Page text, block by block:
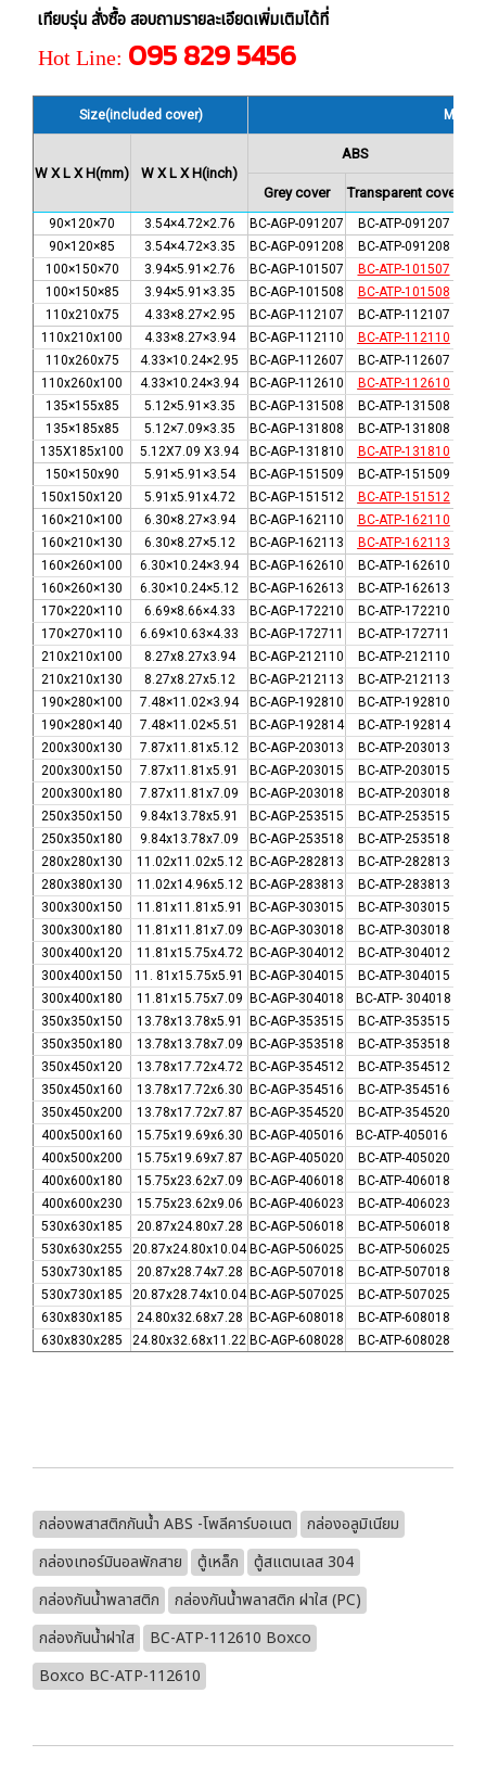
เทียบรุ่น สั่งซื้อ สอบถามรายละเอียดเพิ่มเติมได้ที่
Hot Line: 095 829 5456
Size(included cover) Model
W X L X H(mm) W X L X H(inch)
ABS
Grey cover Transparent cover
90×120×70 3.54×4.72×2.76 BC-AGP-091207 BC-ATP-091207
90×120×85
3.54×4.72×3.35 BC-AGP-091208 BC-ATP-091208
100×150×70
3.94×5.91×2.76 BC-AGP-101507 BC-ATP-101507
100×150×85
3.94×5.91×3.35 BC-AGP-101508 BC-ATP-101508
110x210x75
4.33×8.27×2.95 BC-AGP-112107 BC-ATP-112107
110x210x100
4.33×8.27×3.94 BC-AGP-112110 BC-ATP-112110
110x260x75
4.33×10.24×2.95 BC-AGP-112607 BC-ATP-112607
110x260x100
4.33×10.24×3.94 BC-AGP-112610 BC-ATP-112610
135×155x85
5.12×5.91×3.35 BC-AGP-131508 BC-ATP-131508
135×185x85
5.12×7.09×3.35 BC-AGP-131808 BC-ATP-131808
135X185x100
5.12X7.09 X3.94 BC-AGP-131810 BC-ATP-131810
150×150x90
5.91×5.91×3.54 BC-AGP-151509 BC-ATP-151509
150x150x120
5.91x5.91x4.72 BC-AGP-151512 BC-ATP-151512
160×210×100
6.30×8.27×3.94 BC-AGP-162110 BC-ATP-162110
160×210×130
6.30×8.27×5.12 BC-AGP-162113 BC-ATP-162113
160×260×100
6.30×10.24×3.94 BC-AGP-162610 BC-ATP-162610
160×260×130
6.30×10.24×5.12 BC-AGP-162613 BC-ATP-162613
170×220×110
6.69×8.66×4.33 BC-AGP-172210 BC-ATP-172210
170×270×110
6.69×10.63×4.33 BC-AGP-172711 BC-ATP-172711
210x210x100
8.27x8.27x3.94 BC-AGP-212110 BC-ATP-212110
210x210x130
8.27x8.27x5.12 BC-AGP-212113 BC-ATP-212113
190×280×100
7.48×11.02×3.94 BC-AGP-192810 BC-ATP-192810
190×280×140
7.48×11.02×5.51 BC-AGP-192814 BC-ATP-192814
200x300x130
7.87x11.81x5.12 BC-AGP-203013 BC-ATP-203013
200x300x150
7.87x11.81x5.91 BC-AGP-203015 BC-ATP-203015
200x300x180
7.87x11.81x7.09 BC-AGP-203018 BC-ATP-203018
250x350x150
9.84x13.78x5.91 BC-AGP-253515 BC-ATP-253515
250x350x180
9.84x13.78x7.09 BC-AGP-253518 BC-ATP-253518
280x280x130
11.02x11.02x5.12 BC-AGP-282813 BC-ATP-282813
280x380x130
11.02x14.96x5.12 BC-AGP-283813 BC-ATP-283813
300x300x150
11.81x11.81x5.91 BC-AGP-303015 BC-ATP-303015
300x300x180
11.81x11.81x7.09 BC-AGP-303018 BC-ATP-303018
300x400x120
11.81x15.75x4.72 BC-AGP-304012 BC-ATP-304012
300x400x150
11. 81x15.75x5.91 BC-AGP-304015 BC-ATP-304015
300x400x180
11.81x15.75x7.09 BC-AGP-304018 BC-ATP- 304018
350x350x150
13.78x13.78x5.91 BC-AGP-353515 BC-ATP-353515
350x350x180
13.78x13.78x7.09 BC-AGP-353518 BC-ATP-353518
350x450x120
13.78x17.72x4.72 BC-AGP-354512 BC-ATP-354512
350x450x160
13.78x17.72x6.30 BC-AGP-354516 BC-ATP-354516
350x450x200
13.78x17.72x7.87 BC-AGP-354520 BC-ATP-354520
400x500x160
15.75x19.69x6.30 BC-AGP-405016 BC-ATP-405016
400x500x200
15.75x19.69x7.87 BC-AGP-405020 BC-ATP-405020
400x600x180
15.75x23.62x7.09 BC-AGP-406018 BC-ATP-406018
400x600x230
15.75x23.62x9.06 BC-AGP-406023 BC-ATP-406023
530x630x185
20.87x24.80x7.28 BC-AGP-506018 BC-ATP-506018
530x630x255
20.87x24.80x10.04 BC-AGP-506025 BC-ATP-506025
530x730x185
20.87x28.74x7.28 BC-AGP-507018 BC-ATP-507018
530x730x185
20.87x28.74x10.04 BC-AGP-507025 BC-ATP-507025
630x830x185
24.80x32.68x7.28 BC-AGP-608018 BC-ATP-608018
630x830x285
24.80x32.68x11.22 BC-AGP-608028 BC-ATP-608028
กล่องพสาสติกกันน้ำ ABS -โพลีคาร์บอเนต
กล่องอลูมิเนียม
กล่องเทอร์มินอลพักสาย
ตู้เหล็ก
ตู้สแตนเลส 304
กล่องกันน้ำพลาสติก
กล่องกันน้ำพลาสติก ฝาใส (PC)
กล่องกันน้ำฝาใส
BC-ATP-112610 Boxco
Boxco BC-ATP-112610